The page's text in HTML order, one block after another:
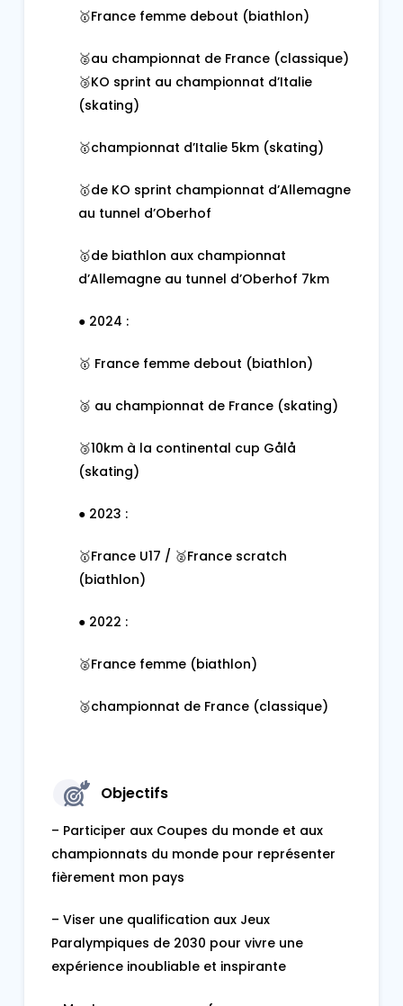
🥇France femme debout (biathlon)
🥈au championnat de France (classique)
🥉KO sprint au championnat d’Italie
(skating)
🥇championnat d’Italie 5km (skating)
🥇de KO sprint championnat d’Allemagne
au tunnel d’Oberhof
🥇de biathlon aux championnat
d’Allemagne au tunnel d’Oberhof 7km
● 2024 :
🥇 France femme debout (biathlon)
🥉 au championnat de France (skating)
🥉10km à la continental cup Gålå
(skating)
● 2023 :
🥇France U17 / 🥈France scratch
(biathlon)
● 2022 :
🥈France femme (biathlon)
🥉championnat de France (classique)
Objectifs
– Participer aux Coupes du monde et aux
championnats du monde pour représenter
fièrement mon pays
– Viser une qualification aux Jeux
Paralympiques de 2030 pour vivre une
expérience inoubliable et inspirante